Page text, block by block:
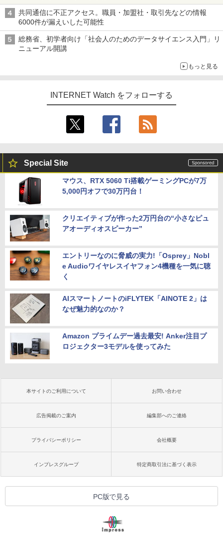
共同通信に不正アクセス。職員・加盟社・取引先などの情報
6000件が漏えいした可能性
総務省、初学者向け「社会人のためのデータサイエンス入門」リ
ニューアル開講
もっと見る
INTERNET Watch をフォローする
Special Site
マウス、RTX 5060 Ti搭載ゲーミングPCが7万
5,000円オフで30万円台！
クリエイティブが作った2万円台の“小さなピュ
アオーディオスピーカー”
エントリーなのに脅威の実力!「Osprey」Nobl
e Audioワイヤレスイヤフォン4機種を一気に聴
く
AIスマートノートのiFLYTEK「AINOTE 2」は
なぜ魅力的なのか？
Amazon プライムデー過去最安! Anker注目プ
ロジェクター3モデルを使ってみた
本サイトのご利用について お問い合わせ
広告掲載のご案内 編集部へのご連絡
プライバシーポリシー 会社概要
インプレスグループ 特定商取引法に基づく表示
PC版で見る